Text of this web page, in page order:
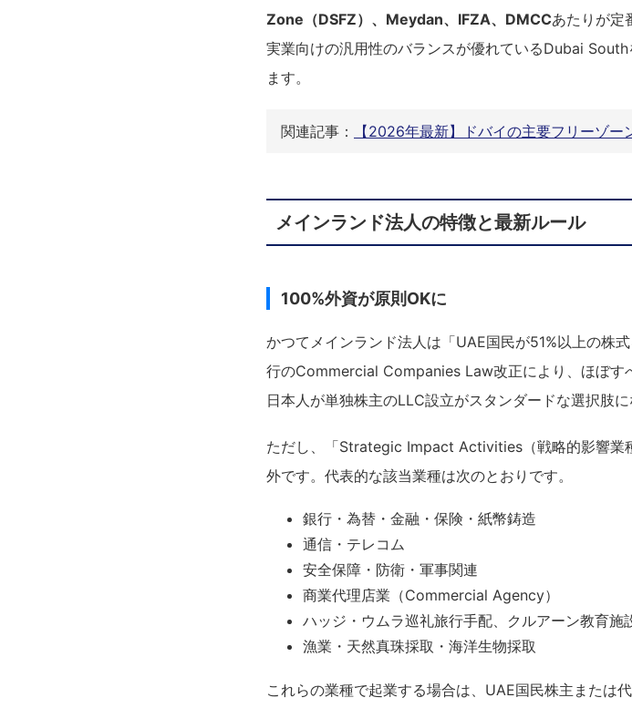
Zone（DSFZ）、Meydan、IFZA、DMCCあたりが定
実業向けの汎用性のバランスが優れているDubai
ます。
関連記事： 【2026年最新】ドバイの主要フリーゾー
メインランド法人の特徴と最新ルール
100%外資が原則OKに
かつてメインランド法人は「UAE国民が51%以上の株
行のCommercial Companies Law改正により、ほぼす
日本人が単独株主のLLC設立がスタンダードな選択肢に
ただし、「Strategic Impact Activities（戦略的影響業
外です。代表的な該当業種は次のとおりです。
銀行・為替・金融・保険・紙幣鋳造
通信・テレコム
安全保障・防衛・軍事関連
商業代理店業（Commercial Agency）
ハッジ・ウムラ巡礼旅行手配、クルアーン教育施
漁業・天然真珠採取・海洋生物採取
これらの業種で起業する場合は、UAE国民株主または